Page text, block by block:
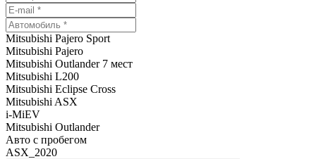
Mitsubishi Pajero Sport
Mitsubishi Pajero
Mitsubishi Outlander 7 мест
Mitsubishi L200
Mitsubishi Eclipse Cross
Mitsubishi ASX
i-MiEV
Mitsubishi Outlander
Авто с пробегом
ASX_2020